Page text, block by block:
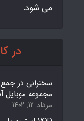
می شود.
در
سخنرانی در جمع
مجموعه موبایل
مرداد ۱۲, ۱۴۰۲